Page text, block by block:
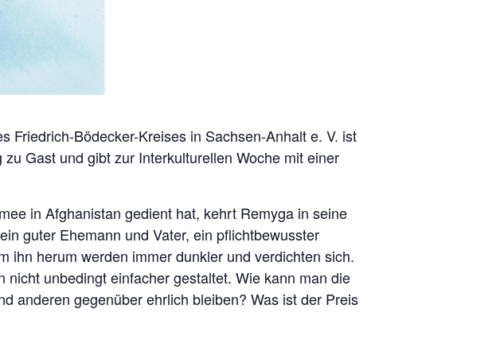
Friedrich-Bödecker-Kreises in Sachsen-Anhalt e. V. ist
Gast und gibt zur Interkulturellen Woche mit einer
in Afghanistan gedient hat, kehrt Remyga in seine
guter Ehemann und Vater, ein pflichtbewusster
ihn herum werden immer dunkler und verdichten sich.
unbedingt einfacher gestaltet. Wie kann man die
anderen gegenüber ehrlich bleiben? Was ist der Preis